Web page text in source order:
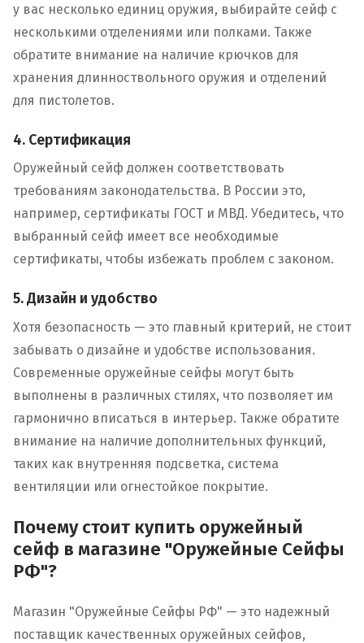
у вас несколько единиц оружия, выбирайте сейф с
несколькими отделениями или полками. Также
обратите внимание на наличие крючков для
хранения длинноствольного оружия и отделений
для пистолетов.
4. Сертификация
Оружейный сейф должен соответствовать
требованиям законодательства. В России это,
например, сертификаты ГОСТ и МВД. Убедитесь, что
выбранный сейф имеет все необходимые
сертификаты, чтобы избежать проблем с законом.
5. Дизайн и удобство
Хотя безопасность — это главный критерий, не стоит
забывать о дизайне и удобстве использования.
Современные оружейные сейфы могут быть
выполнены в различных стилях, что позволяет им
гармонично вписаться в интерьер. Также обратите
внимание на наличие дополнительных функций,
таких как внутренняя подсветка, система
вентиляции или огнестойкое покрытие.
Почему стоит купить оружейный
сейф в магазине "Оружейные Сейфы
РФ"?
Магазин "Оружейные Сейфы РФ" — это надежный
поставщик качественных оружейных сейфов,